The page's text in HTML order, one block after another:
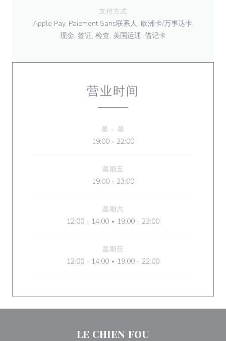
支付方式
Apple Pay, Paiement Sans联系人, 欧洲卡/万事达卡,
现金, 签证, 检查, 美国运通, 借记卡
营业时间
星 - 星
19:00 - 22:00
星期五
19:00 - 23:00
星期六
12:00 - 14:00 • 19:00 - 23:00
星期日
12:00 - 14:00 • 19:00 - 22:00
LE CHIEN FOU